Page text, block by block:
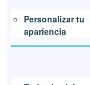
Personalizar tu
apariencia